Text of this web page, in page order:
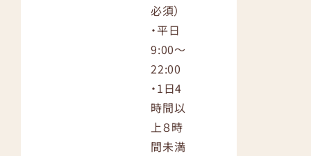
必須）
・平日
9:00〜
22:00
・1日4
時間以
上８時
間未満